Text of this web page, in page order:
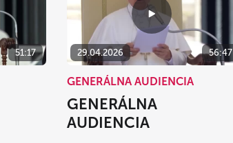
51:17 29.04.2026 56:47
GENERÁLNA AUDIENCIA
GENERÁLNA
AUDIENCIA